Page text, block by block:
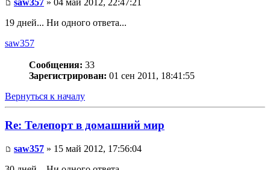
19 дней... Ни одного ответа...
saw357
Сообщения: 33
Зарегистрирован: 01 сен 2011, 18:41:55
Вернуться к началу
Re: Телепорт в домашний мир
saw357 » 15 май 2012, 17:56:04